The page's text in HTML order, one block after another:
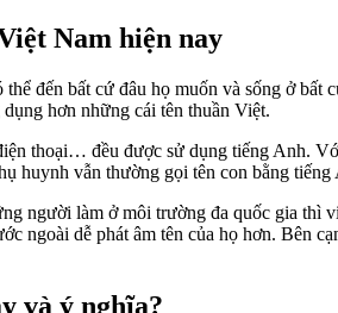
Nam hiện nay
đến bất cứ đâu họ muốn và sống ở
hơn những cái tên thuần Việt.
thoại… đều được sử dụng tiếng Anh.
huynh vẫn thường gọi tên con bằng
người làm ở môi trường đa quốc gia thì
ngoài dễ phát âm tên của họ hơn. Bên
và ý nghĩa?